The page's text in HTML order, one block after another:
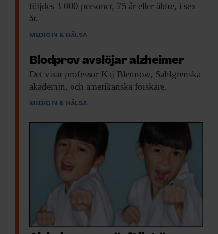
följdes 3 000 personer, 75 år eller äldre, i sex
år.
MEDICIN & HÄLSA
Blodprov avslöjar alzheimer
Det visar professor Kaj Blennow, Sahlgrenska
akademin, och amerikanska forskare.
MEDICIN & HÄLSA